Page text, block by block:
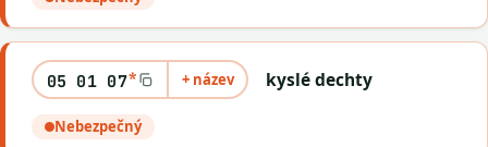
05 01 07* + název kyslé dechty
Nebezpečný